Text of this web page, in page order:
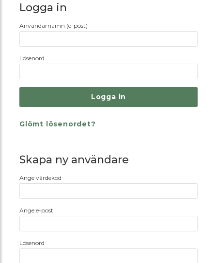
Logga in
Användarnamn (e-post)
Lösenord
Glömt lösenordet?
Skapa ny användare
Ange värdekod
Ange e-post
Lösenord